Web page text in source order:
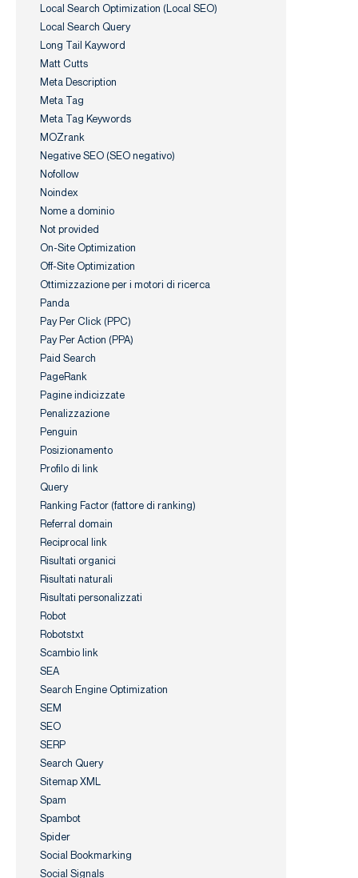
Local Search Optimization (Local SEO)
Local Search Query
Long Tail Kayword
Matt Cutts
Meta Description
Meta Tag
Meta Tag Keywords
MOZrank
Negative SEO (SEO negativo)
Nofollow
Noindex
Nome a dominio
Not provided
On-Site Optimization
Off-Site Optimization
Ottimizzazione per i motori di ricerca
Panda
Pay Per Click (PPC)
Pay Per Action (PPA)
Paid Search
PageRank
Pagine indicizzate
Penalizzazione
Penguin
Posizionamento
Profilo di link
Query
Ranking Factor (fattore di ranking)
Referral domain
Reciprocal link
Risultati organici
Risultati naturali
Risultati personalizzati
Robot
Robots.txt
Scambio link
SEA
Search Engine Optimization
SEM
SEO
SERP
Search Query
Sitemap XML
Spam
Spambot
Spider
Social Bookmarking
Social Signals